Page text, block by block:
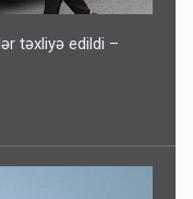
təxliyə edildi –